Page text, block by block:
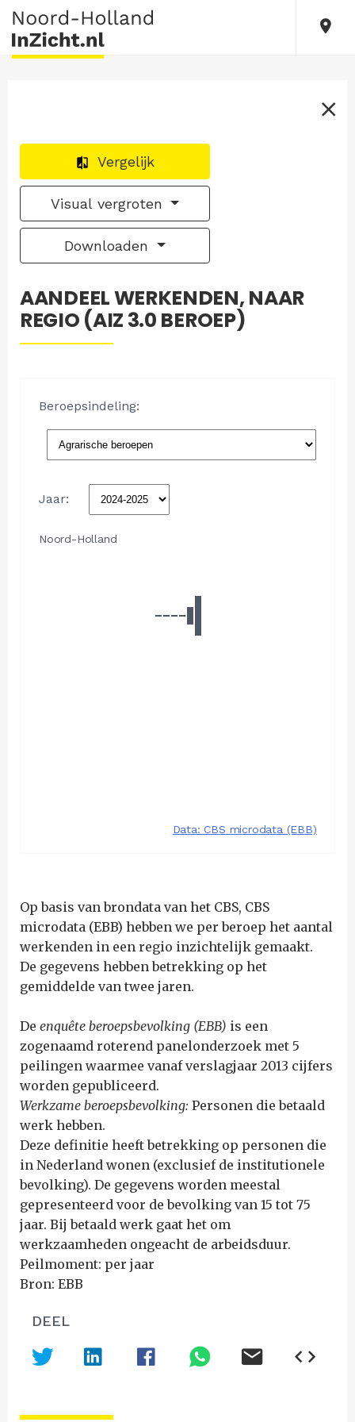
Vergelijk
Visual vergroten
Downloaden
AANDEEL WERKENDEN, NAAR
REGIO (AIZ 3.0 BEROEP)
Op basis van brondata van het CBS, CBS
microdata (EBB) hebben we per beroep het aantal
werkenden in een regio inzichtelijk gemaakt.
De gegevens hebben betrekking op het
gemiddelde van twee jaren.
De enquête beroepsbevolking (EBB) is een
zogenaamd roterend panelonderzoek met 5
peilingen waarmee vanaf verslagjaar 2013 cijfers
worden gepubliceerd.
Werkzame beroepsbevolking: Personen die betaald
werk hebben.
Deze definitie heeft betrekking op personen die
in Nederland wonen (exclusief de institutionele
bevolking). De gegevens worden meestal
gepresenteerd voor de bevolking van 15 tot 75
jaar. Bij betaald werk gaat het om
werkzaamheden ongeacht de arbeidsduur.
Peilmoment: per jaar
Bron: EBB
DEEL